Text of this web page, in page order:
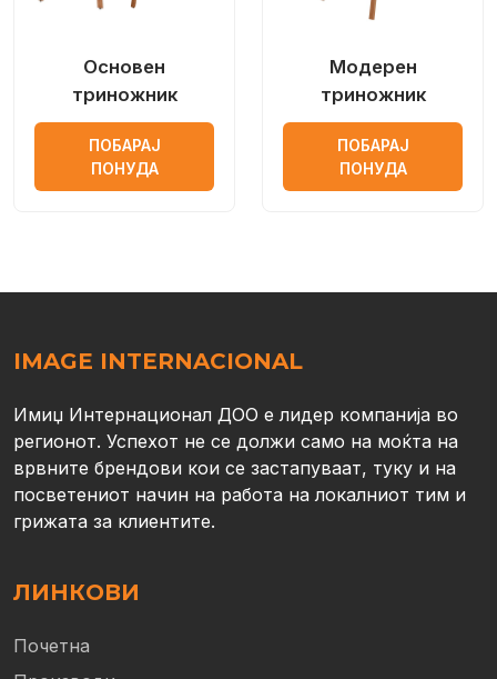
Основен
триножник
ПОБАРАЈ
ПОНУДА
Модерен
триножник
ПОБАРАЈ
ПОНУДА
IMAGE INTERNACIONAL
Имиџ Интернационал ДОО е лидер компанија во
регионот. Успехот не се должи само на моќта на
врвните брендови кои се застапуваат, туку и на
посветениот начин на работа на локалниот тим и
грижата за клиентите.
ЛИНКОВИ
Почетна